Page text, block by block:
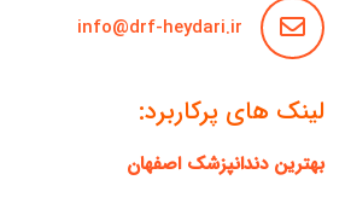
info@drf-heydari.ir
لینک های پرکاربرد:
بهترین دندانپزشک اصفهان